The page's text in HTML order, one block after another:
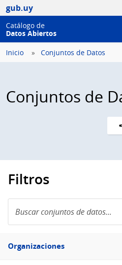
gub.uy
Catálogo de
Datos Abiertos
Inicio Conjuntos de Datos
Conjuntos de
Filtros
conjuntos
de
Filtro
Organizaciones
Organizaciones